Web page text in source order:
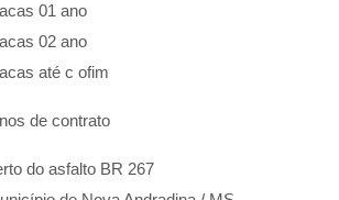
01 ano
02 ano
até c ofim
de contrato
do asfalto BR 267